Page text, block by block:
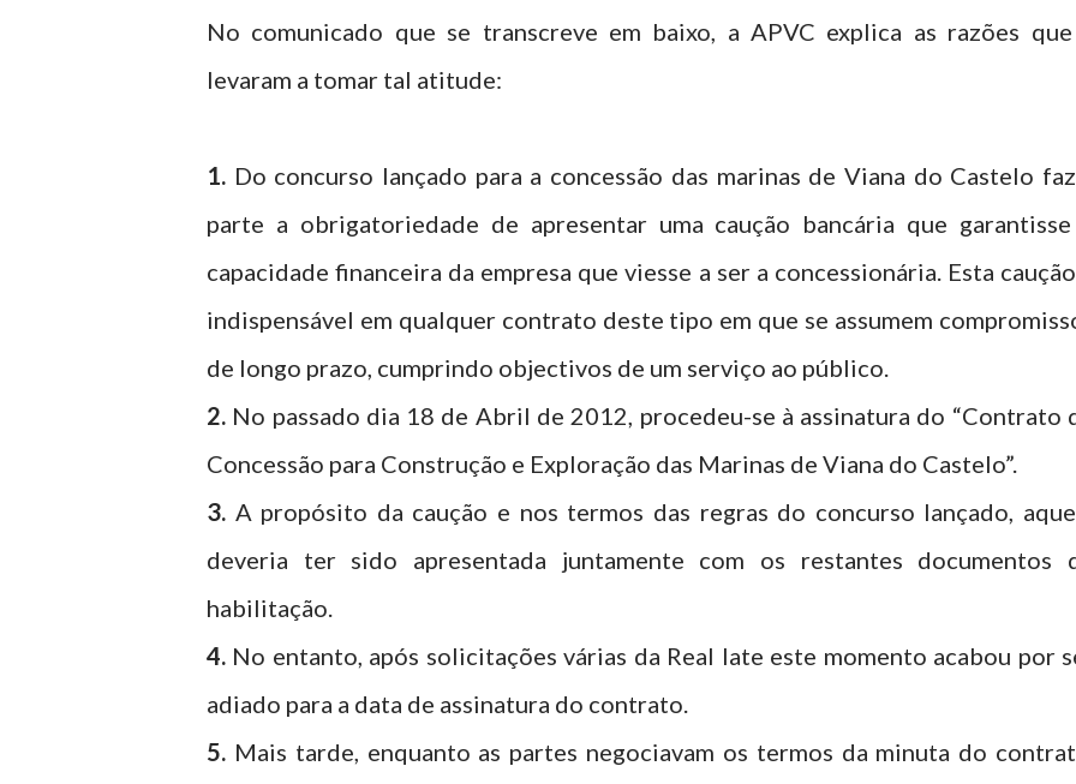
No comunicado que se transcreve em baixo, a APVC explica as razões
levaram a tomar tal atitude:
1. Do concurso lançado para a concessão das marinas de Viana do Castelo
parte a obrigatoriedade de apresentar uma caução bancária que
capacidade financeira da empresa que viesse a ser a concessionária. Esta
indispensável em qualquer contrato deste tipo em que se assumem
de longo prazo, cumprindo objectivos de um serviço ao público.
2. No passado dia 18 de Abril de 2012, procedeu-se à assinatura do “Contrato
Concessão para Construção e Exploração das Marinas de Viana do Castelo”.
3. A propósito da caução e nos termos das regras do concurso lançado,
deveria ter sido apresentada juntamente com os restantes documentos
habilitação.
4. No entanto, após solicitações várias da Real Iate este momento acabou por
adiado para a data de assinatura do contrato.
5. Mais tarde, enquanto as partes negociavam os termos da minuta do